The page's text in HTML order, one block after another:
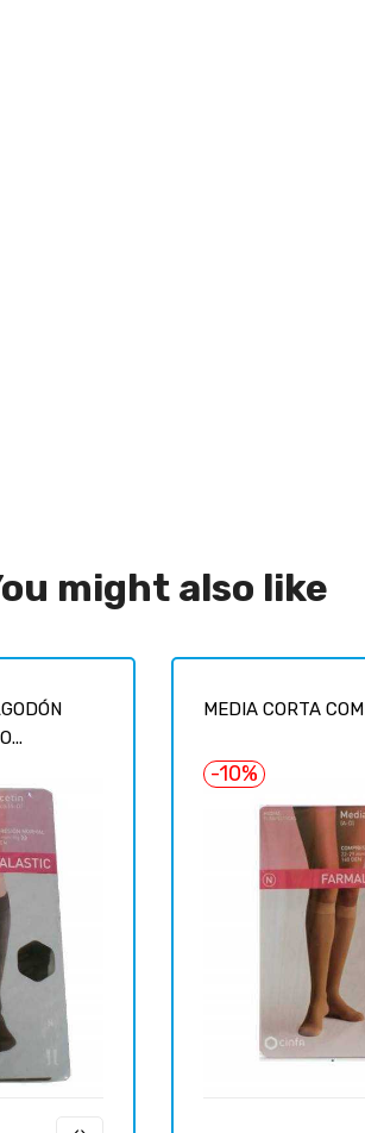
might also like
MEDIA CORTA
-10%